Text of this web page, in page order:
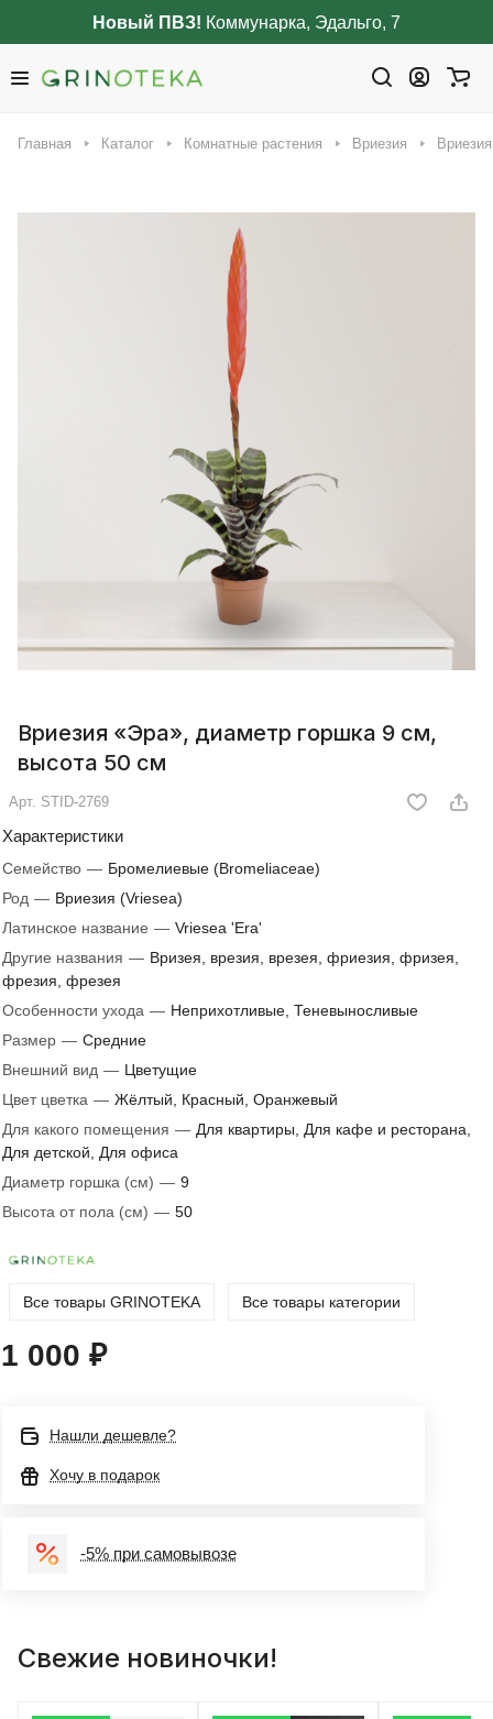
Новый ПВЗ! Коммунарка, Эдальго, 7
Главная Каталог Комнатные растения Вриезия
Вриезия «Эра», диаметр горшка 9 см,
высота 50 см
Арт. STID-2769
Характеристики
Семейство — Бромелиевые (Bromeliaceae)
Род — Вриезия (Vriesea)
Латинское название — Vriesea 'Era'
Другие названия — Вризея, врезия, врезея, фриезия, фризея,
фрезия, фрезея
Особенности ухода — Неприхотливые, Теневыносливые
Размер — Средние
Внешний вид — Цветущие
Цвет цветка — Жёлтый, Красный, Оранжевый
Для какого помещения — Для квартиры, Для кафе и ресторана,
Для детской, Для офиса
Диаметр горшка (см) — 9
Высота от пола (см) — 50
Все товары GRINOTEKA Все товары категории
1 000 ₽
Нашли дешевле?
Хочу в подарок
-5% при самовывозе
Свежие новиночки!